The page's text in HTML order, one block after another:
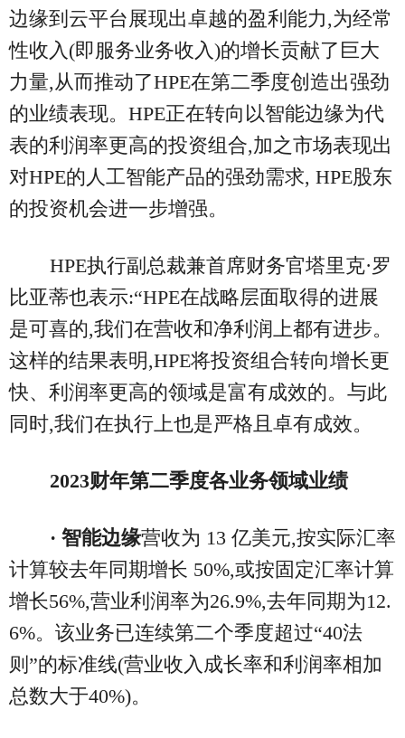
边缘到云平台展现出卓越的盈利能力,为经常
性收入(即服务业务收入)的增长贡献了巨大
力量,从而推动了HPE在第二季度创造出强劲
的业绩表现。HPE正在转向以智能边缘为代
表的利润率更高的投资组合,加之市场表现出
对HPE的人工智能产品的强劲需求, HPE股东
的投资机会进一步增强。
HPE执行副总裁兼首席财务官塔里克·罗
比亚蒂也表示:“HPE在战略层面取得的进展
是可喜的,我们在营收和净利润上都有进步。
这样的结果表明,HPE将投资组合转向增长更
快、利润率更高的领域是富有成效的。与此
同时,我们在执行上也是严格且卓有成效。
2023财年第二季度各业务领域业绩
· 智能边缘营收为 13 亿美元,按实际汇率
计算较去年同期增长 50%,或按固定汇率计算
增长56%,营业利润率为26.9%,去年同期为12.
6%。该业务已连续第二个季度超过“40法
则”的标准线(营业收入成长率和利润率相加
总数大于40%)。